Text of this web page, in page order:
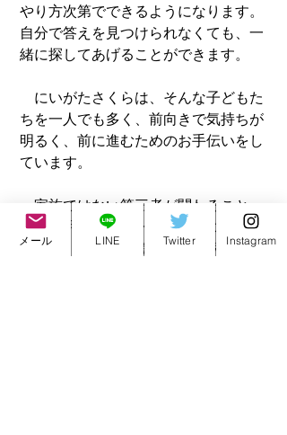
やり方次第でできるようになります。
自分で答えを見つけられなくても、一
緒に探してあげることができます。
にいがたさくらは、そんな子どもた
ちを一人でも多く、前向きで気持ちが
明るく、前に進むためのお手伝いをし
ています。
家族ではない第三者が関わること
で、上手くいくケースがいくつもあり
ました。私は、不登校の専門家とし
メール LINE Twitter Instagram